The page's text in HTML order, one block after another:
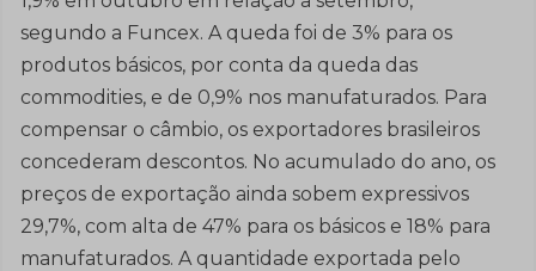
segundo a Funcex. A queda foi de 3% para os
produtos básicos, por conta da queda das
commodities, e de 0,9% nos manufaturados. Para
compensar o câmbio, os exportadores brasileiros
concederam descontos. No acumulado do ano, os
preços de exportação ainda sobem expressivos
29,7%, com alta de 47% para os básicos e 18% para
manufaturados. A quantidade exportada pelo